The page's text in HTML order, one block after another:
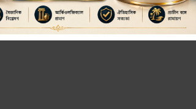
পক্ষীর মতো প্রেমময় বন্ধনে উদ্বুদ্ধ করেন। তারা যেন